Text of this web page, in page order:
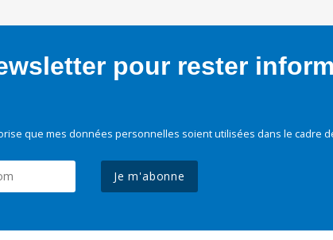
pour rester
que mes données personnelles soient utilisées dans le cadre
Je m'abonne